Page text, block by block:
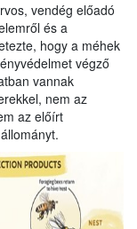
vendég előadó
és a
hogy a méhek
végző
vannak
nem az
az előírt